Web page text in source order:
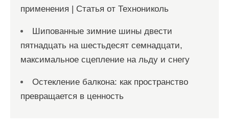
применения | Статья от Технониколь
Шипованные зимние шины двести
пятнадцать на шестьдесят семнадцати,
максимальное сцепление на льду и снегу
Остекление балкона: как пространство
превращается в ценность